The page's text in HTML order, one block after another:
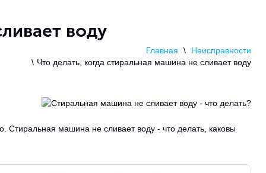
воду
Главная
Неисправности
Что делать, когда стиральная машина не сливает воду
Стиральная машина не сливает воду - что делать, каковы